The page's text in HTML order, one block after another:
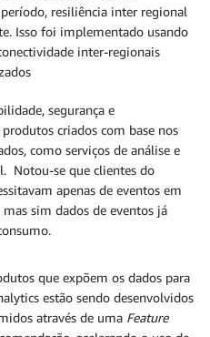
resiliência inter regional
Isso foi implementado usando
inter-regionais
segurança e
criados com base nos
como serviços de análise e
Notou-se que clientes do
apenas de eventos em
sim dados de eventos já
que expõem os dados para
estão sendo desenvolvidos
através de uma Feature